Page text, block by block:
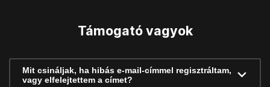
Támogató vagyok
Mit csináljak, ha hibás e-mail-címmel regisztráltam,
vagy elfelejtettem a címet?